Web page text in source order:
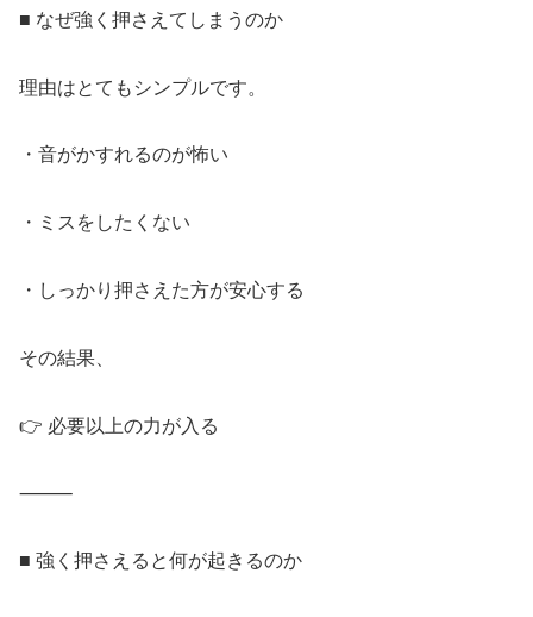
■ なぜ強く押さえてしまうのか
理由はとてもシンプルです。
・音がかすれるのが怖い
・ミスをしたくない
・しっかり押さえた方が安心する
その結果、
👉 必要以上の力が入る
⸻
■ 強く押さえると何が起きるのか